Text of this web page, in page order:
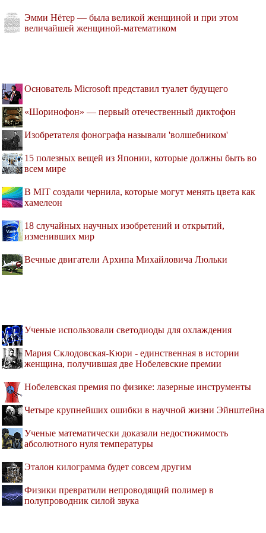
Эмми Нётер — была великой женщиной и при этом
величайшей женщиной-математиком
Основатель Microsoft представил туалет будущего
«Шоринофон» — первый отечественный диктофон
Изобретателя фонографа называли 'волшебником'
15 полезных вещей из Японии, которые должны быть во
всем мире
В MIT создали чернила, которые могут менять цвета как
хамелеон
18 случайных научных изобретений и открытий,
изменивших мир
Вечные двигатели Архипа Михайловича Люльки
Ученые использовали светодиоды для охлаждения
Мария Склодовская-Кюри - единственная в истории
женщина, получившая две Нобелевские премии
Нобелевская премия по физике: лазерные инструменты
Четыре крупнейших ошибки в научной жизни Эйнштейна
Ученые математически доказали недостижимость
абсолютного нуля температуры
Эталон килограмма будет совсем другим
Физики превратили непроводящий полимер в
полупроводник силой звука